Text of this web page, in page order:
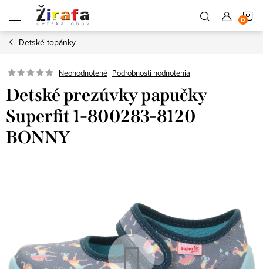
obsah
Detské topánky
Neohodnotené Podrobnosti hodnotenia
Detské prezúvky papučky
Superfit 1-800283-8120
BONNY